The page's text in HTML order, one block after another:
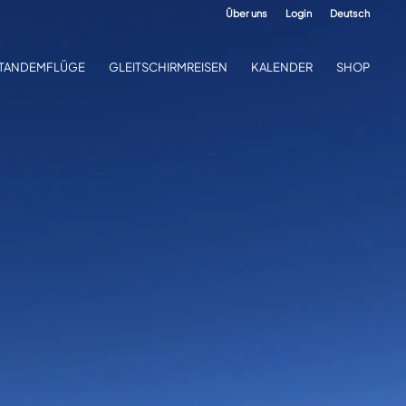
Über uns Login Deutsch
GLEITSCHIRMREISEN KALENDER SHOP